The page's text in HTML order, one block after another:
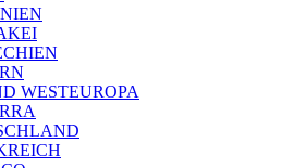
WESTEUROPA